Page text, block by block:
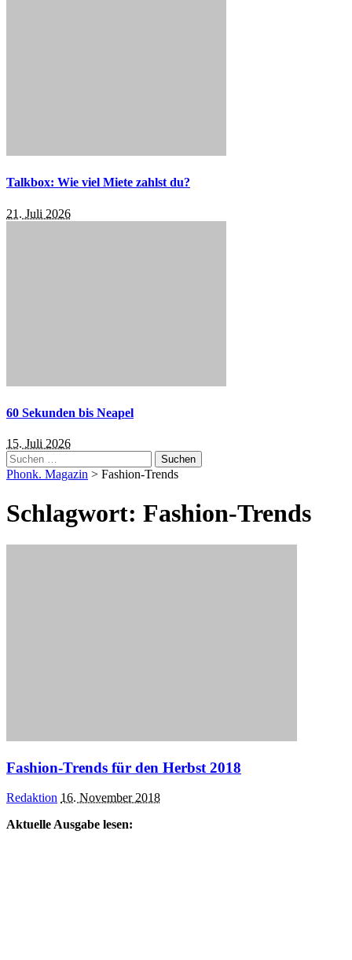
Talkbox: Wie viel Miete zahlst du?
21. Juli 2026
60 Sekunden bis Neapel
15. Juli 2026
Suchen
nach:
Phonk. Magazin > Fashion-Trends
Schlagwort: Fashion-Trends
Fashion-Trends für den Herbst 2018
Posted
Redaktion 16. November 2018
Aktuelle Ausgabe lesen: